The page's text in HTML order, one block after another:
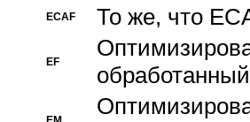
ECAF То же, что
EF